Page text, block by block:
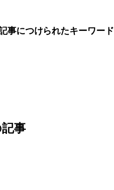
事につけられたキーワード
事